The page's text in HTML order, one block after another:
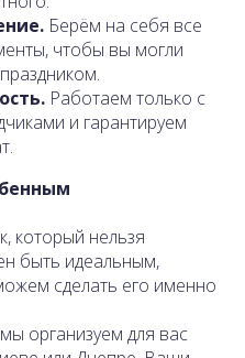
Берём на себя все
чтобы вы могли
Работаем только с
и гарантируем
который нельзя
быть идеальным,
сделать его именно
организуем для вас